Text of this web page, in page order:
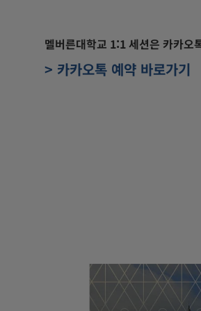
멜버른대학교 1:1 세션은 카카오
> 카카오톡 예약 바로가기